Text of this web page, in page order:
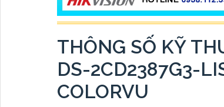
THÔNG SỐ KỸ
DS-2CD2387G3-
COLORVU